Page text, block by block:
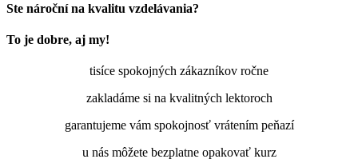
Ste nároční na kvalitu vzdelávania?
To je dobre, aj my!
tisíce spokojných zákazníkov ročne
zakladáme si na kvalitných lektoroch
garantujeme vám spokojnosť vrátením peňazí
u nás môžete bezplatne opakovať kurz